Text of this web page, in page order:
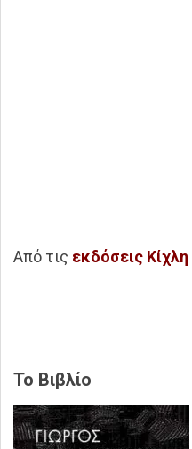
Από τις εκδόσεις Κίχλη
Το Βιβλίο